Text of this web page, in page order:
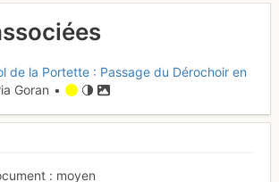
de la Portette : Passage du Dérochoir en
Goran •
moyen